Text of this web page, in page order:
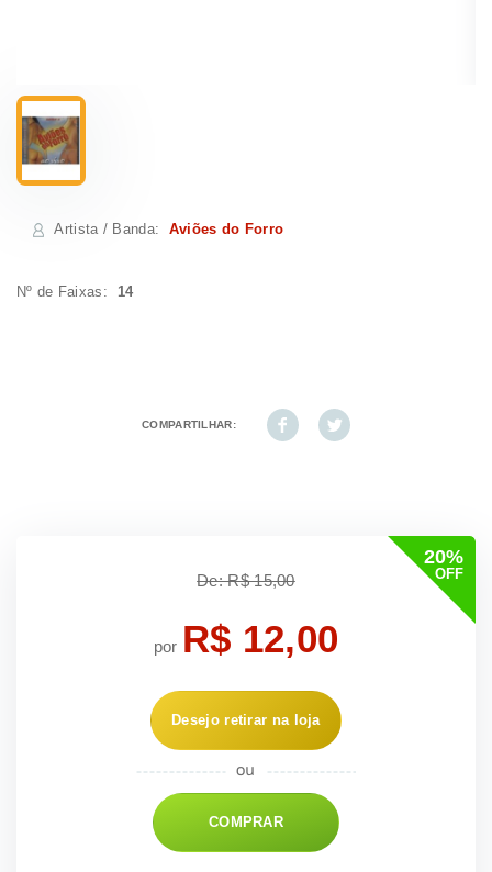
Artista / Banda: Aviões do Forro
Nº de Faixas: 14
COMPARTILHAR:
20%
OFF
De: R$ 15,00
por R$ 12,00
Desejo retirar na loja
COMPRAR